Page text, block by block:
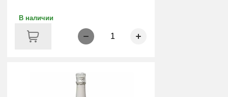
В наличии
1